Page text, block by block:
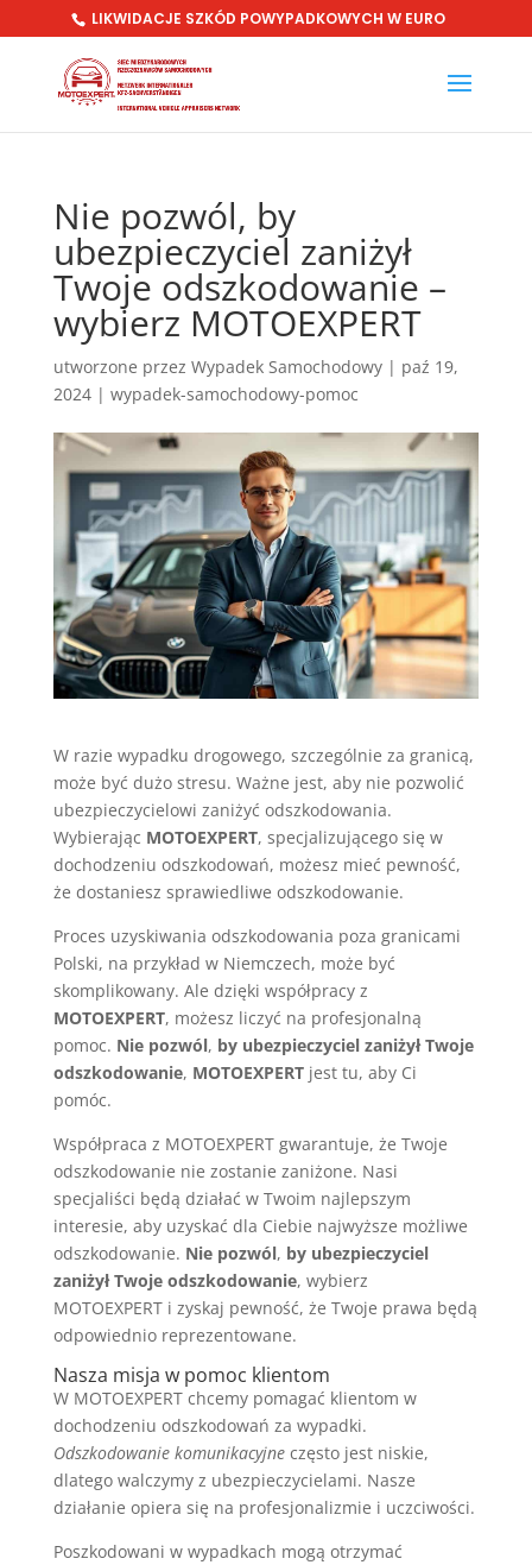
LIKWIDACJE SZKÓD POWYPADKOWYCH W EURO
Nie pozwól, by
ubezpieczyciel zaniżył
Twoje odszkodowanie –
wybierz MOTOEXPERT
utworzone przez Wypadek Samochodowy| paź 19,
2024| wypadek-samochodowy-pomoc
W razie wypadku drogowego, szczególnie za granicą,
może być dużo stresu. Ważne jest, aby nie pozwolić
ubezpieczycielowi zaniżyć odszkodowania.
Wybierając MOTOEXPERT, specjalizującego się w
dochodzeniu odszkodowań, możesz mieć pewność,
że dostaniesz sprawiedliwe odszkodowanie.
Proces uzyskiwania odszkodowania poza granicami
Polski, na przykład w Niemczech, może być
skomplikowany. Ale dzięki współpracy z
MOTOEXPERT, możesz liczyć na profesjonalną
pomoc. Nie pozwól, by ubezpieczyciel zaniżył Twoje
odszkodowanie, MOTOEXPERTjest tu, aby Ci
pomóc.
Współpraca z MOTOEXPERT gwarantuje, że Twoje
odszkodowanie nie zostanie zaniżone. Nasi
specjaliści będą działać w Twoim najlepszym
interesie, aby uzyskać dla Ciebie najwyższe możliwe
odszkodowanie. Nie pozwól, by ubezpieczyciel
zaniżył Twoje odszkodowanie, wybierz
MOTOEXPERT i zyskaj pewność, że Twoje prawa będą
odpowiednio reprezentowane.
Nasza misja w pomoc klientom
W MOTOEXPERT chcemy pomagać klientom w
dochodzeniu odszkodowań za wypadki.
Odszkodowanie komunikacyjneczęsto jest niskie,
dlatego walczymy z ubezpieczycielami. Nasze
działanie opiera się na profesjonalizmie i uczciwości.
Poszkodowani w wypadkach mogą otrzymać